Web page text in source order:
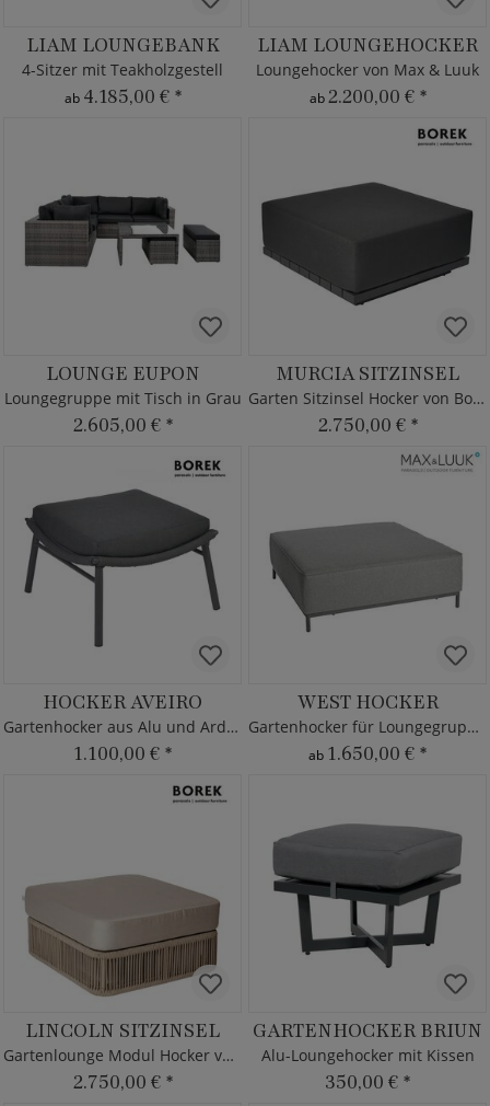
LIAM LOUNGEBANK
4-Sitzer mit Teakholzgestell
ab 4.185,00 € *
LIAM LOUNGEHOCKER
Loungehocker von Max & Luuk
ab2.200,00 € *
LOUNGE EUPON
Loungegruppe mit Tisch in Grau
2.605,00 € *
MURCIA SITZINSEL
Garten Sitzinsel Hocker von Borek - Aluminium
2.750,00 € *
HOCKER AVEIRO
Gartenhocker aus Alu und Ardenza
1.100,00 € *
WEST HOCKER
Gartenhocker für Loungegruppe West
ab 1.650,00 € *
LINCOLN SITZINSEL
Gartenlounge Modul Hocker von Borek - Aluminium
2.750,00 € *
GARTENHOCKER BRIUN
Alu-Loungehocker mit Kissen
350,00 € *